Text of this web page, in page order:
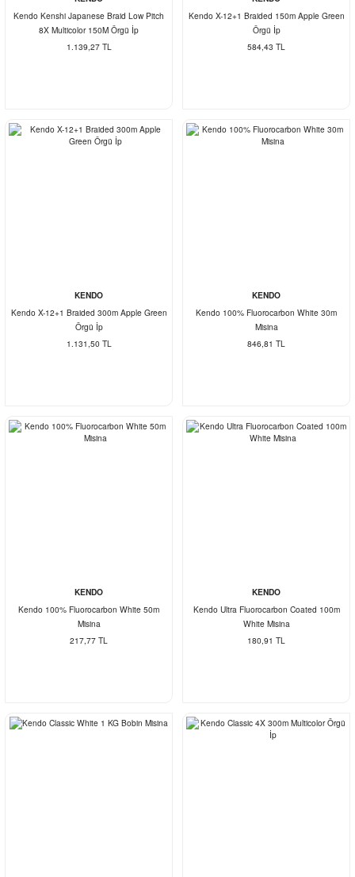
Kendo Kenshi Japanese Braid Low Pitch
8X Multicolor 150M Örgü İp
1.139,27 TL
Kendo X-12+1 Braided 150m Apple Green
Örgü İp
584,43 TL
KENDO
Kendo X-12+1 Braided 300m Apple Green
Örgü İp
1.131,50 TL
KENDO
Kendo 100% Fluorocarbon White 30m
Misina
846,81 TL
KENDO
Kendo 100% Fluorocarbon White 50m
Misina
217,77 TL
KENDO
Kendo Ultra Fluorocarbon Coated 100m
White Misina
180,91 TL